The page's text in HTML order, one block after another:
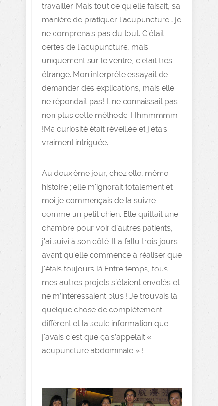
travailler. Mais tout ce qu'elle faisait, sa
manière de pratiquer l'acupuncture… je
ne comprenais pas du tout. C'était
certes de l’acupuncture, mais
uniquement sur le ventre, c’était très
étrange. Mon interprète essayait de
demander des explications, mais elle
ne répondait pas! Il ne connaissait pas
non plus cette méthode. Hhmmmmm
!Ma curiosité était réveillée et j'étais
vraiment intriguée.
Au deuxième jour, chez elle, même
histoire ; elle m'ignorait totalement et
moi je commençais de la suivre
comme un petit chien. Elle quittait une
chambre pour voir d’autres patients,
j'ai suivi à son côté. Il a fallu trois jours
avant qu’elle commence à réaliser que
j'étais toujours là.Entre temps, tous
mes autres projets s’étaient envolés et
ne m’intéressaient plus ! Je trouvais là
quelque chose de complètement
différent et la seule information que
j'avais c’est que ça s’appelait «
acupuncture abdominale » !